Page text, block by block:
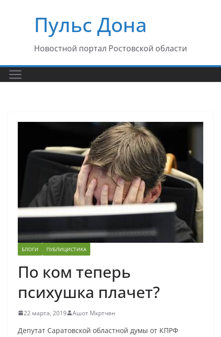
содержимомуПульс Дона
Новостной портал Ростовской области
БЛОГИ ПУБЛИЦИСТИКА
По ком теперь
психушка плачет?
22 марта, 2019 Ашот Мкртчян
Депутат Саратовской областной думы от КПРФ